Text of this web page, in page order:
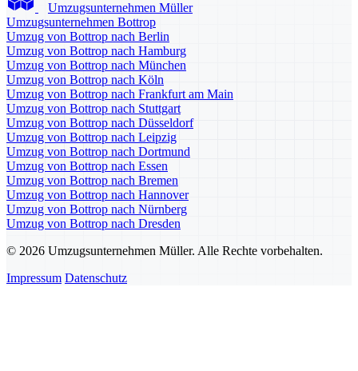
Umzugsunternehmen Müller
Umzugsunternehmen Bottrop
Umzug von Bottrop nach Berlin
Umzug von Bottrop nach Hamburg
Umzug von Bottrop nach München
Umzug von Bottrop nach Köln
Umzug von Bottrop nach Frankfurt am Main
Umzug von Bottrop nach Stuttgart
Umzug von Bottrop nach Düsseldorf
Umzug von Bottrop nach Leipzig
Umzug von Bottrop nach Dortmund
Umzug von Bottrop nach Essen
Umzug von Bottrop nach Bremen
Umzug von Bottrop nach Hannover
Umzug von Bottrop nach Nürnberg
Umzug von Bottrop nach Dresden
© 2026 Umzugsunternehmen Müller. Alle Rechte vorbehalten.
Impressum Datenschutz